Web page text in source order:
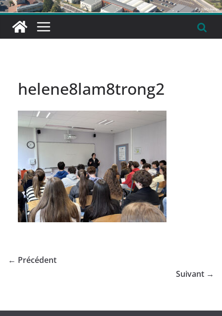
helene8lam8trong2
← Précédent
Suivant →